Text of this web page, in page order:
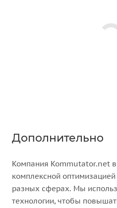
Дополнительно
Компания Kommutator.net
комплексной
разных сферах. Мы
технологии, чтобы